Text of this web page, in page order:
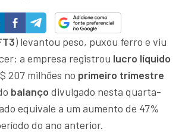
) levantou peso, puxou ferro e viu
a empresa registrou lucro líquido
207 milhões no primeiro trimestre
balanço divulgado nesta quarta-
equivale a um aumento de 47%
do ano anterior.